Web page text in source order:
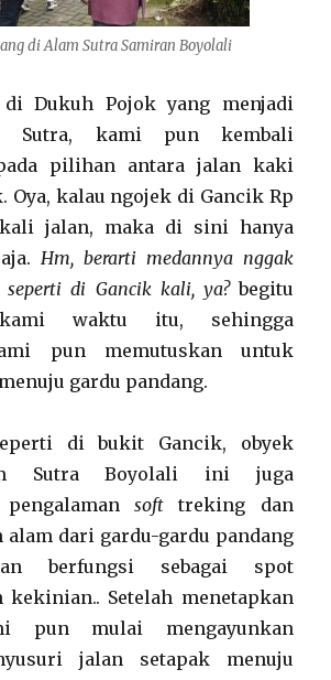
di Alam Sutra Samiran Boyolali
di Dukuh Pojok yang menjadi
Sutra, kami pun kembali
pilihan antara jalan kaki
Oya, kalau ngojek di Gancik Rp
jalan, maka di sini hanya
Hm, berarti medannya nggak
di Gancik kali, ya?begitu
waktu itu, sehingga
pun memutuskan untuk
gardu pandang.
di bukit Gancik, obyek
Sutra Boyolali ini juga
soft treking dan
alam dari gardu-gardu pandang
berfungsi sebagai spot
kekinian.. Setelah menetapkan
pun mulai mengayunkan
jalan setapak menuju